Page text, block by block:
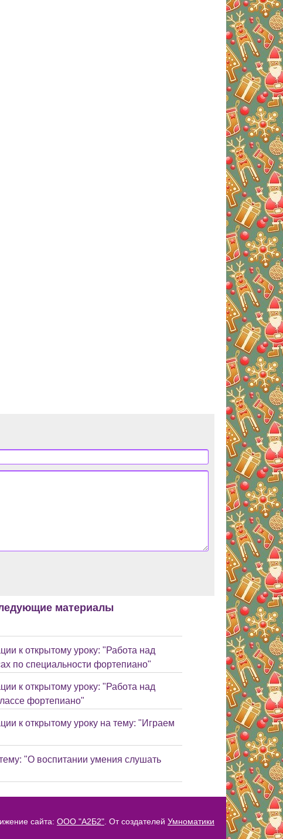
материалы
к открытому уроку: "Работа над
по специальности фортепиано"
к открытому уроку: "Работа над
фортепиано"
к открытому уроку на тему: "Играем
"О воспитании умения слушать
сайта: ООО "А2Б2" . От создателей Умноматики